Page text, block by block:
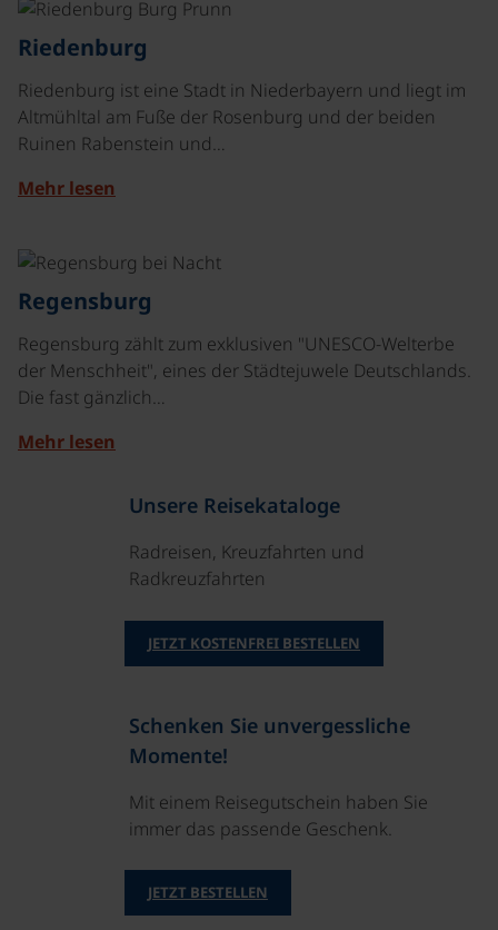
Riedenburg
Riedenburg ist eine Stadt in Niederbayern und liegt im
Altmühltal am Fuße der Rosenburg und der beiden
Ruinen Rabenstein und…
Mehr lesen
Regensburg
Regensburg zählt zum exklusiven "UNESCO-Welterbe
der Menschheit", eines der Städtejuwele Deutschlands.
Die fast gänzlich…
Mehr lesen
Unsere Reisekataloge
Radreisen, Kreuzfahrten und
Radkreuzfahrten
JETZT KOSTENFREI BESTELLEN
Schenken Sie unvergessliche
Momente!
Mit einem Reisegutschein haben Sie
immer das passende Geschenk.
JETZT BESTELLEN